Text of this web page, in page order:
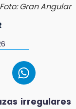
Foto: Gran Angular
irregulares